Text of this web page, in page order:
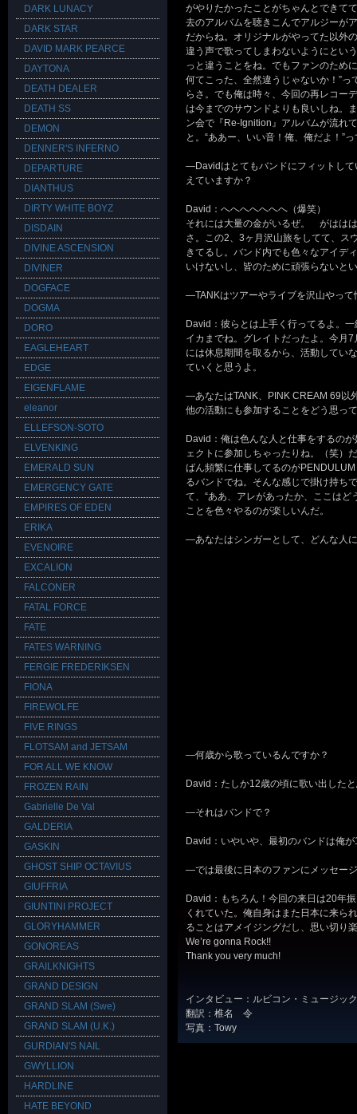
がやりたかったことがちゃんとできて
去のアルバムを聴きこんでアルジーが
だからね。オリジナルがやってた以外
違う声で歌ってしまわないようにとい
っと違うことをね。でもファンのため
何てこった、全然違うじゃないか！”
らさ。でも俺は時々、今回の再レコー
は今までのサウンドよりも良いしね。
ン会で『Re-Ignition』アルバムが流れ
と。“ああー、いい音！俺、俺だよ！”
―Davidはとてもバンドにフィットして
えていますか？
David：へへへへへへへ（爆笑）
それには大量の金がいるぜ。 がはは
さ。この2、3ヶ月沢山旅をしてて、ス
きてるし。バンド内でも色々なアイデ
いけないし、皆のために頑張らないと
―TANKはツアーやライブを沢山やっ
David：彼らとは上手く行ってるよ。
イカまでね。グレイトだったよ。今月
には休息期間を取るから、活動してい
ていくと思うよ。
―あなたはTANK、PINK CREAM 69以
他の活動にも参加することをどう思っ
David：俺は色んな人と仕事をするの
ェクトに参加しちゃったりね。（笑）
ばん頻繁に仕事してるのが
るバンドでね。そんな感じで掛け持ち
て、“ああ、アレがあったか、ここは
ことを色々やるのが楽しいんだ。
―あなたはシンガーとして、どんな人
―何歳から歌っているんですか？
David：たしか12歳の頃に歌い出した
―それはバンドで？
David：いやいや、最初のバンドは俺
―では最後に日本のファンにメッセー
David：もちろん！今回の来日は20年
くれていた。俺自身はまた日本に来ら
ることはアメイジングだし、思い切り
We’re gonna Rock!!
Thank you very much!
インタビュー：ルビコン・ミュージック
翻訳：椎名 令
写真：Towy
DARK LUNACY
DARK STAR
DAVID MARK PEARCE
DAYTONA
DEATH DEALER
DEATH SS
DEMON
DENNER'S INFERNO
DEPARTURE
DIANTHUS
DIRTY WHITE BOYZ
DISDAIN
DIVINE ASCENSION
DIVINER
DOGFACE
DOGMA
DORO
EAGLEHEART
EDGE
EIGENFLAME
eleanor
ELLEFSON-SOTO
ELVENKING
EMERALD SUN
EMERGENCY GATE
EMPIRES OF EDEN
ERIKA
EVENOIRE
EXCALION
FALCONER
FATAL FORCE
FATE
FATES WARNING
FERGIE FREDERIKSEN
FIONA
FIREWOLFE
FIVE RINGS
FLOTSAM and JETSAM
FOR ALL WE KNOW
FROZEN RAIN
Gabrielle De Val
GALDERIA
GASKIN
GHOST SHIP OCTAVIUS
GIUFFRIA
GIUNTINI PROJECT
GLORYHAMMER
GONOREAS
GRAILKNIGHTS
GRAND DESIGN
GRAND SLAM (Swe)
GRAND SLAM (U.K.)
GURDIAN'S NAIL
GWYLLION
HARDLINE
HATE BEYOND